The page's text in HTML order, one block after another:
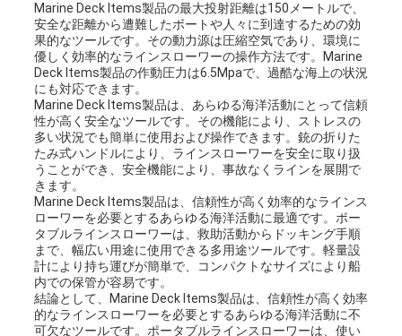
PRIVACY
POLICY
Marine Deck Items製品の最大投射距離は150メートルで、
安全な距離から遭難したボートや人々に到達するための効
果的なツールです。その動力源は圧縮空気であり、環境に
優しく効率的なラインスローワーの操作方法です。Marine
Deck Items製品の作動圧力は6.5Mpaで、過酷な海上の状況
にも対応できます。
Marine Deck Items製品は、あらゆる海洋活動にとって信頼
性が高く安全なツールです。その機能により、ストレスの
多い状況でも簡単に使用および操作できます。銃の折りた
たみ式ハンドルにより、ラインスローワーを安全に取り扱
うことができ、安全機能により、事故なくラインを展開で
きます。
Marine Deck Items製品は、信頼性が高く効率的なラインス
ローワーを必要とするあらゆる海洋活動に最適です。ポー
タブルラインスローワーは、救助活動からドッキング手順
まで、幅広い用途に使用できる多用途ツールです。軽量設
計により持ち運びが簡単で、コンパクトなサイズにより船
内での保管が容易です。
結論として、Marine Deck Items製品は、信頼性が高く効率
的なラインスローワーを必要とするあらゆる海洋活動に不
可欠なツールです。ポータブルラインスローワーは、使い